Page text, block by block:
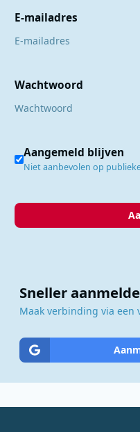
E-mailadres
Wachtwoord
Aangemeld blijven
Niet aanbevolen op
Sneller
Maak verbinding via een